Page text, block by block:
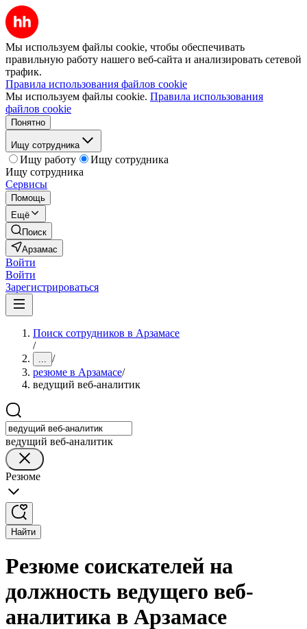
Мы используем файлы cookie, чтобы обеспечивать
правильную работу нашего веб-сайта и анализировать сетевой
трафик.
Правила использования файлов cookie
Мы используем файлы cookie. Правила использования
файлов cookie
Понятно
Ищу сотрудника
Ищу работу
Ищу сотрудника
Ищу сотрудника
Сервисы
Помощь
Ещё
Поиск
Арзамас
Войти
Войти
Зарегистрироваться
Поиск сотрудников в Арзамасе
/
... /
резюме в Арзамасе/
ведущий веб-аналитик
ведущий веб-аналитик
Резюме
Найти
Резюме соискателей на
должность ведущего веб-
аналитика в Арзамасе